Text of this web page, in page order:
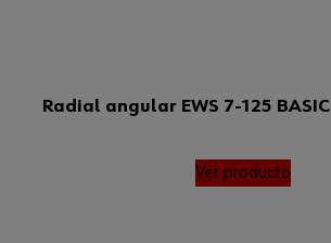
Radial angular EWS 7-125 BASIC
Ver producto